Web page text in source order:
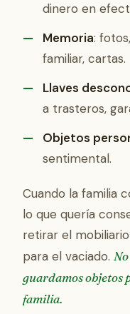
dinero en
Memoria:
familiar, cartas.
Llaves
a trasteros,
Objetos
sentimental.
Cuando la familia
lo que quería
retirar el
para el vaciado.
guardamos objetos
familia.